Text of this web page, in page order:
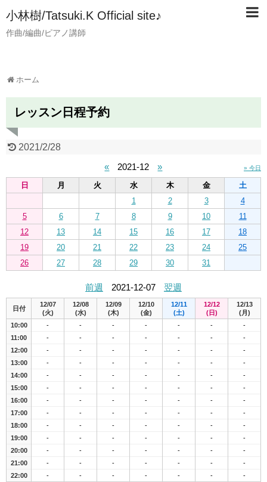
小林樹/Tatsuki.K Official site♪
作曲/編曲/ピアノ講師
ホーム
レッスン日程予約
2021/2/28
«
2021-12 » » 今日
日 月 火 水 木 金
土
1
2 3
4
5
6 7 8 9 10
11
12
13 14 15 16 17
18
19
20 21 22 23 24
25
26
27 28 29 30 31
前週 2021-12-07 翌週
日付
12/07
(火)
12/08
(水)
12/09
(木)
12/10
(金)
12/11
(土)
12/12
(日)
12/13
(月)
10:00
- - - - - -
-
11:00
- - - - - -
-
12:00
- - - - - -
-
13:00
- - - - - -
-
14:00
- - - - - -
-
15:00
- - - - - -
-
16:00
- - - - - -
-
17:00
- - - - - -
-
18:00
- - - - - -
-
19:00
- - - - - -
-
20:00
- - - - - -
-
21:00
- - - - - -
-
22:00
- - - - - - -